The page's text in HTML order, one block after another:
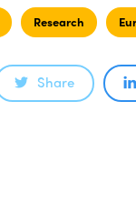
Research
Share